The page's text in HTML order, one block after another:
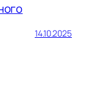
14.10.2025